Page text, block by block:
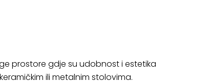
prostore gdje su udobnost i estetika
ili metalnim stolovima.